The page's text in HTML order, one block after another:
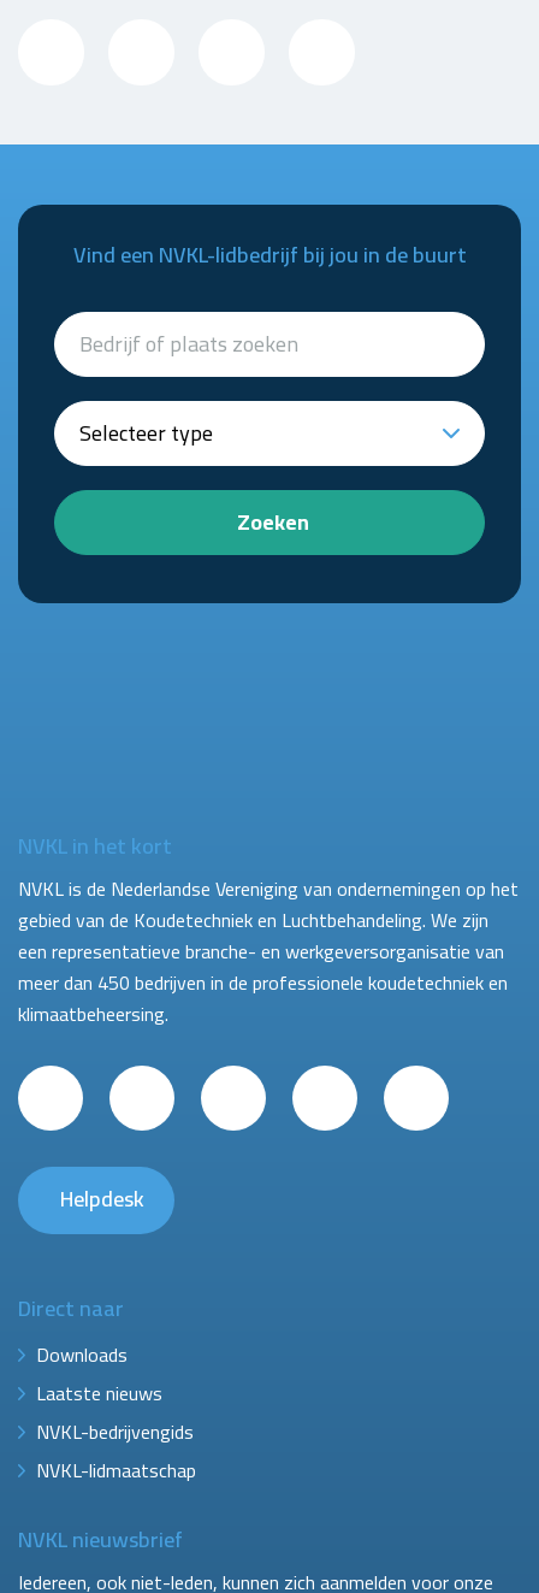
Vind een NVKL-lidbedrijf bij jou in de buurt
Zoeken
NVKL in het kort
NVKL is de Nederlandse Vereniging van ondernemingen op het
gebied van de Koudetechniek en Luchtbehandeling. We zijn
een representatieve branche- en werkgeversorganisatie van
meer dan 450 bedrijven in de professionele koudetechniek en
klimaatbeheersing.
Helpdesk
Direct naar
Downloads
Laatste nieuws
NVKL-bedrijvengids
NVKL-lidmaatschap
NVKL nieuwsbrief
Iedereen, ook niet-leden, kunnen zich aanmelden voor onze